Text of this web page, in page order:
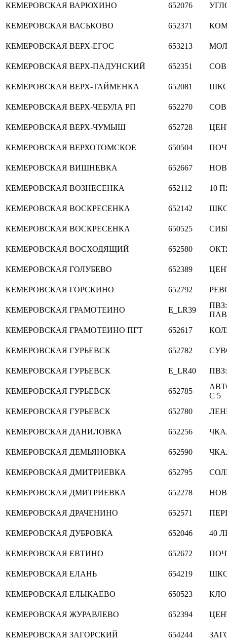
КЕМЕРОВСКАЯ ВАРЮХИНО 652076
КЕМЕРОВСКАЯ ВАСЬКОВО 652371
КЕМЕРОВСКАЯ ВЕРХ-ЕГОС 653213
КЕМЕРОВСКАЯ ВЕРХ-ПАДУНСКИЙ 652351
КЕМЕРОВСКАЯ ВЕРХ-ТАЙМЕНКА 652081
КЕМЕРОВСКАЯ ВЕРХ-ЧЕБУЛА РП 652270
КЕМЕРОВСКАЯ ВЕРХ-ЧУМЫШ 652728
КЕМЕРОВСКАЯ ВЕРХОТОМСКОЕ 650504
КЕМЕРОВСКАЯ ВИШНЕВКА 652667
КЕМЕРОВСКАЯ ВОЗНЕСЕНКА 652112 10
КЕМЕРОВСКАЯ ВОСКРЕСЕНКА 652142
КЕМЕРОВСКАЯ ВОСКРЕСЕНКА 650525
КЕМЕРОВСКАЯ ВОСХОДЯЩИЙ 652580
КЕМЕРОВСКАЯ ГОЛУБЕВО 652389
КЕМЕРОВСКАЯ ГОРСКИНО 652792
КЕМЕРОВСКАЯ ГРАМОТЕИНО E_LR39
КЕМЕРОВСКАЯ ГРАМОТЕИНО ПГТ 652617
КЕМЕРОВСКАЯ ГУРЬЕВСК 652782
КЕМЕРОВСКАЯ ГУРЬЕВСК E_LR40
КЕМЕРОВСКАЯ ГУРЬЕВСК 652785
С 5
КЕМЕРОВСКАЯ ГУРЬЕВСК 652780
КЕМЕРОВСКАЯ ДАНИЛОВКА 652256
КЕМЕРОВСКАЯ ДЕМЬЯНОВКА 652590
КЕМЕРОВСКАЯ ДМИТРИЕВКА 652795
КЕМЕРОВСКАЯ ДМИТРИЕВКА 652278
КЕМЕРОВСКАЯ ДРАЧЕНИНО 652571
КЕМЕРОВСКАЯ ДУБРОВКА 652046 40
КЕМЕРОВСКАЯ ЕВТИНО 652672
КЕМЕРОВСКАЯ ЕЛАНЬ 654219
КЕМЕРОВСКАЯ ЕЛЫКАЕВО 650523
КЕМЕРОВСКАЯ ЖУРАВЛЕВО 652394
КЕМЕРОВСКАЯ ЗАГОРСКИЙ 654244